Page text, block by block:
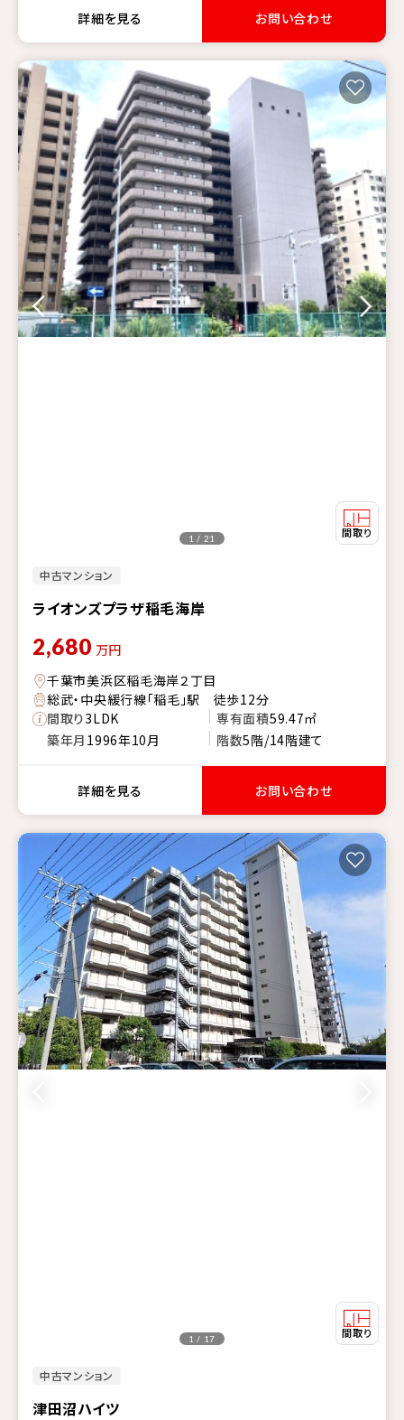
詳細を見る お問い合わせ
中古マンション
ライオンズプラザ稲毛海岸
1 / 21
2,680 万円
千葉市美浜区稲毛海岸２丁目
総武・中央緩行線「稲毛」駅 徒歩12分
間取り3LDK 専有面積59.47㎡
築年月 1996年10月 階数5階/14階建て
詳細を見る お問い合わせ
中古マンション
津田沼ハイツ
1 / 17